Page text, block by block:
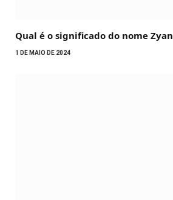
Qual é o significado do nome Zyan
1 DE MAIO DE 2024